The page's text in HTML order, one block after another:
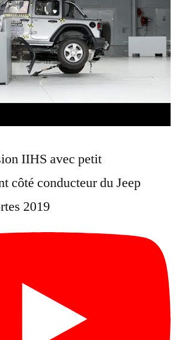
IIHS avec petit
côté conducteur du Jeep
2019